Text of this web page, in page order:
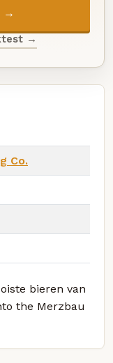
→
→
Co.
bieren van
the Merzbau